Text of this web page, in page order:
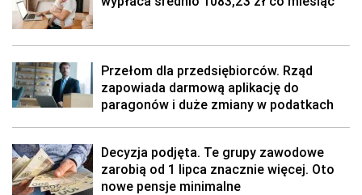
Przełom dla przedsiębiorców. Rząd
zapowiada darmową aplikację do
paragonów i duże zmiany w podatkach
Decyzja podjęta. Te grupy zawodowe
zarobią od 1 lipca znacznie więcej. Oto
nowe pensje minimalne